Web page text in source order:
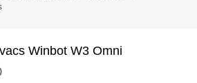
Winbot W3 Omni